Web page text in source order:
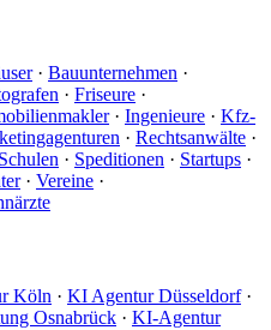
· Bauunternehmen ·
· Friseure ·
· Ingenieure · Kfz-
· Rechtsanwälte ·
Schulen · Speditionen · Startups ·
· Vereine ·
Köln · KI Agentur Düsseldorf·
Osnabrück · KI-Agentur